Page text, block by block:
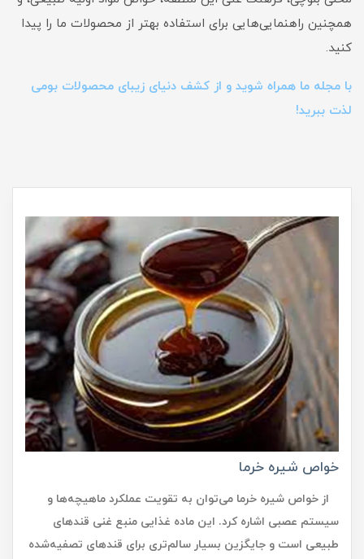
همچنین راهنمایی‌هایی برای استفاده بهتر از محصولات ما را پیدا
کنید.
با مجله ما همراه شوید و از کشف دنیای زیبای محصولات بومی
لذت ببرید!
خواص شیره خرما
از خواص شیره خرما می‌توان به تقویت عملکرد ماهیچه‌ها و
سیستم عصبی اشاره کرد. این ماده غذایی منبع غنی قندهای
طبیعی است و جایگزین بسیار سالم‌تری برای قندهای تصفیه‌شده